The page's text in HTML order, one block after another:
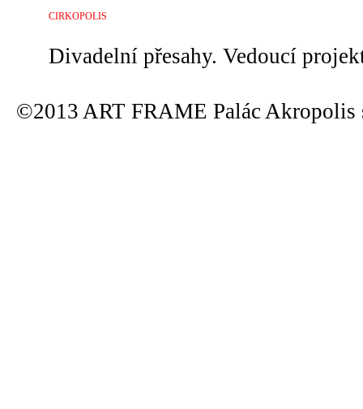
CIRKOPOLIS
Divadelní přesahy. Vedoucí
©2013 ART FRAME Palác Akropolis